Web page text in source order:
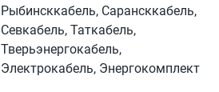
Рыбинсккабель, Сарансккабель,
Севкабель, Таткабель,
Тверьэнергокабель,
Электрокабель, Энергокомплект